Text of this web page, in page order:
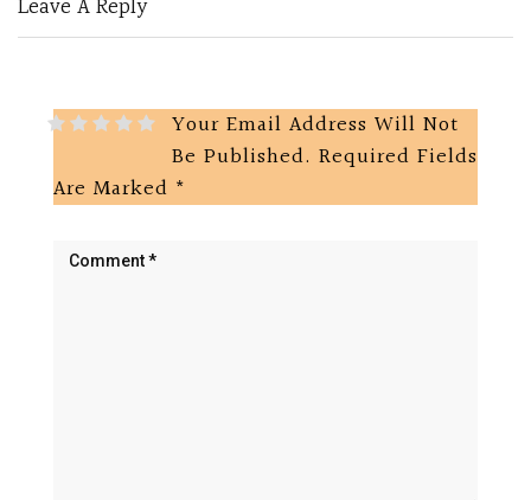
Leave A Reply
Your Email Address Will Not
Be Published. Required Fields
Are Marked *